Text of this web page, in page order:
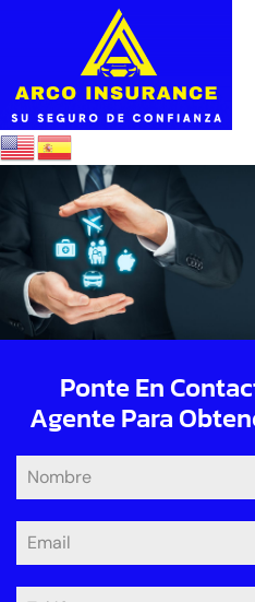
Ponte En
Agente Para